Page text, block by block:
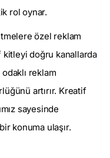
rol oynar.
özel reklam
kitleyi doğru kanallarda
reklam
artırır. Kreatif
sayesinde
konuma ulaşır.